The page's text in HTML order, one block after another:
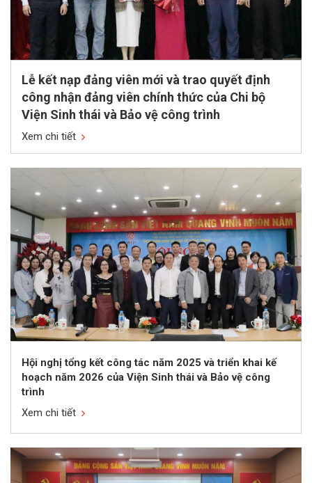
Lễ kết nạp đảng viên mới và trao quyết định
công nhận đảng viên chính thức của Chi bộ
Viện Sinh thái và Bảo vệ công trình
Xem chi tiết
Hội nghị tổng kết công tác năm 2025 và triển khai kế
hoạch năm 2026 của Viện Sinh thái và Bảo vệ công
trình
Xem chi tiết